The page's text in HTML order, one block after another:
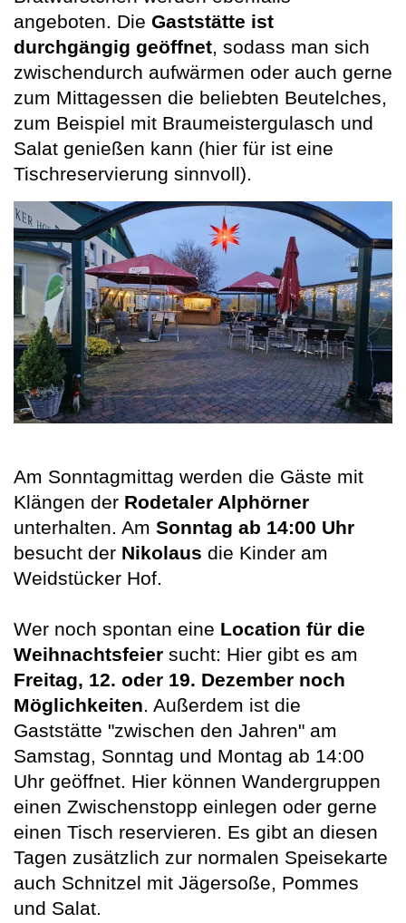
angeboten. Die Gaststätte ist
durchgängig geöffnet , sodass man sich
zwischendurch aufwärmen oder auch gerne
zum Mittagessen die beliebten Beutelches,
zum Beispiel mit Braumeistergulasch und
Salat genießen kann (hier für ist eine
Tischreservierung sinnvoll).
Am Sonntagmittag werden die Gäste mit
Klängen der Rodetaler Alphörner
unterhalten. Am Sonntag ab 14:00 Uhr
besucht der Nikolaus die Kinder am
Weidstücker Hof.
Wer noch spontan eine Location für die
Weihnachtsfeier sucht: Hier gibt es am
Freitag, 12. oder 19. Dezember noch
Möglichkeiten. Außerdem ist die
Gaststätte "zwischen den Jahren" am
Samstag, Sonntag und Montag ab 14:00
Uhr geöffnet. Hier können Wandergruppen
einen Zwischenstopp einlegen oder gerne
einen Tisch reservieren. Es gibt an diesen
Tagen zusätzlich zur normalen Speisekarte
auch Schnitzel mit Jägersoße, Pommes
und Salat.